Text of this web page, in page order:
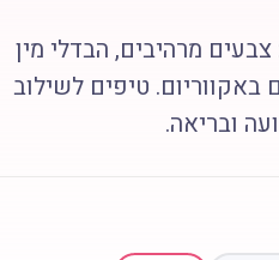
מרהיבים, הבדלי מין
טיפים לשילוב
ובריאה.